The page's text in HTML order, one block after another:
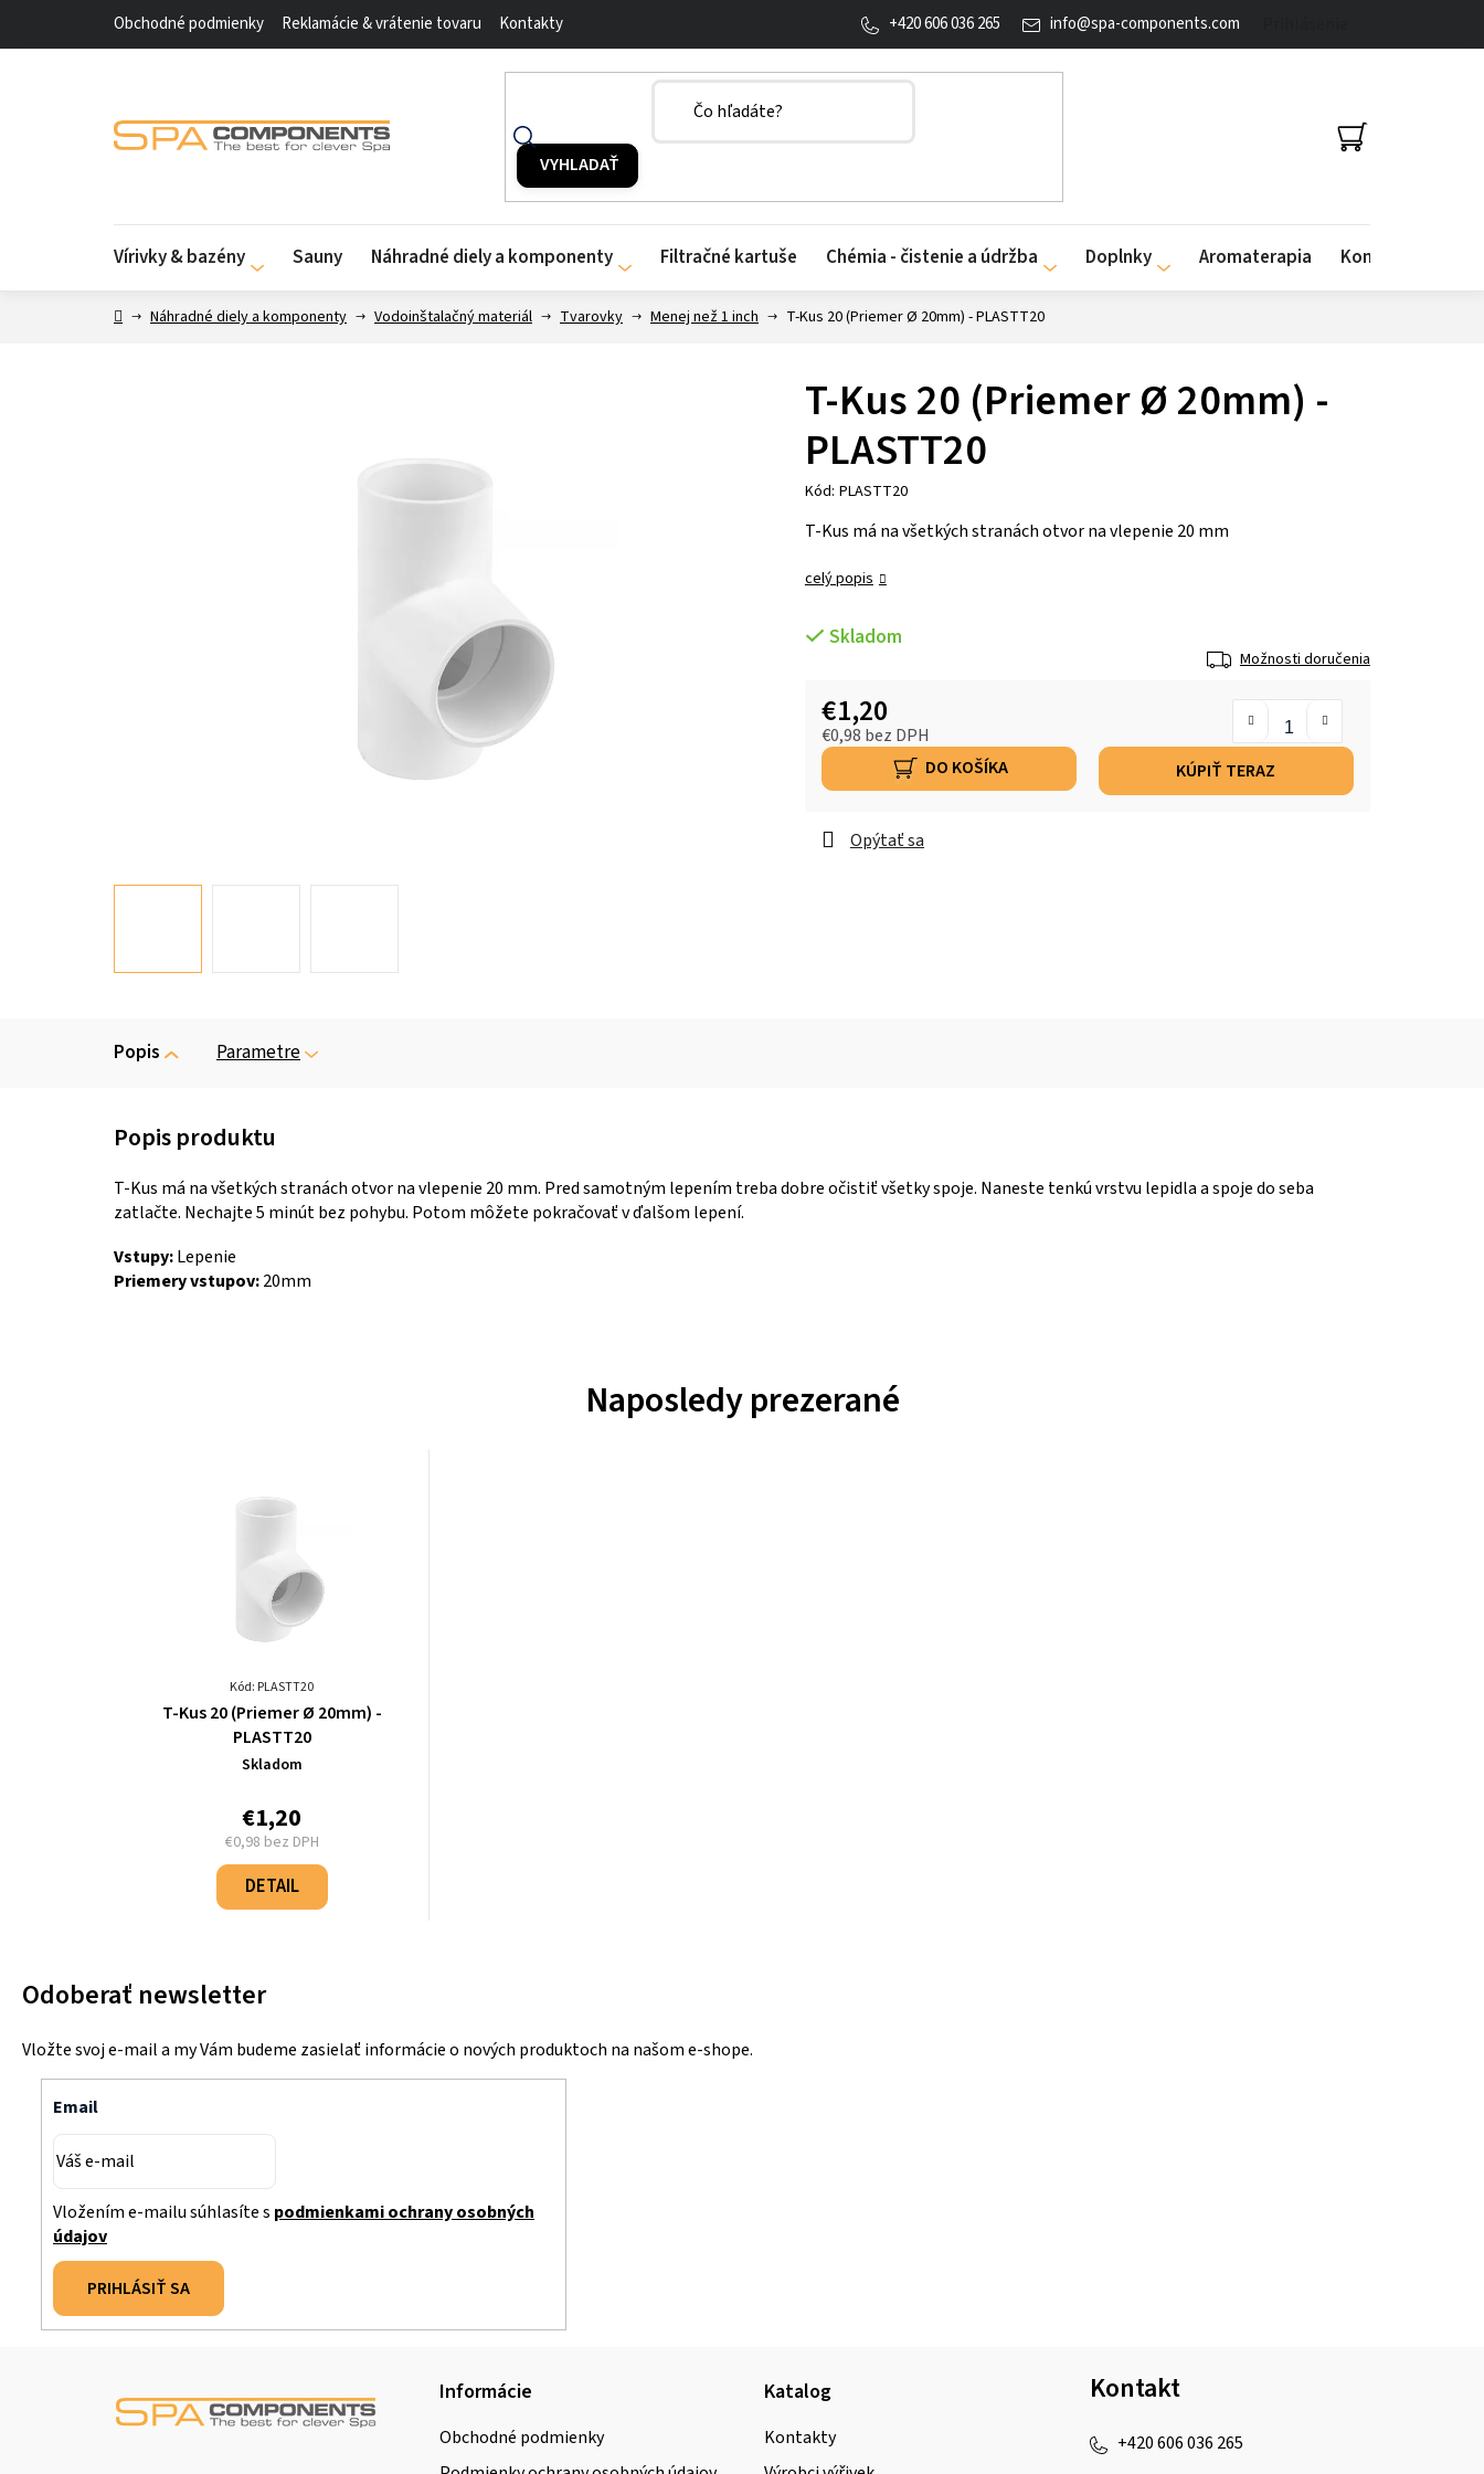
Obchodné podmienky Reklamácie & vrátenie tovaru Kontakty info@spa-components.com
+420 606 036 265
NÁKUPNÝ
KOŠÍK
Vírivky & bazény Sauny Náhradné diely a komponenty Filtračné kartuše Chémia - čistenie a údržba Doplnky Aromaterapia Kontakty
DomovNáhradné diely a komponenty Vodoinštalačný materiál Tvarovky Menej než 1 inch T-Kus 20 (Priemer Ø 20mm) - PLASTT20
T-Kus 20 (Priemer Ø 20mm) -
PLASTT20
Kód: PLASTT20
T-Kus má na všetkých stranách otvor na vlepenie 20 mm
celý popis
Skladom
Možnosti doručenia
€1,20
€0,98 bez DPH
DO KOŠÍKA
KÚPIŤ TERAZ
Opýtať sa
Popis Parametre
T-Kus má na všetkých stranách otvor na vlepenie 20 mm. Pred samotným lepením treba dobre očistiť všetky spoje. Naneste tenkú vrstvu lepidla a spoje do seba
zatlačte. Nechajte 5 minút bez pohybu. Potom môžete pokračovať v ďalšom lepení.
Vstupy:Lepenie
Priemery vstupov:20mm
Naposledy prezerané
Kód: PLASTT20
T-Kus 20 (Priemer Ø 20mm) -
PLASTT20
Skladom
€1,20
€0,98 bez DPH
Jednotková
cena:
DETAIL
Odoberať newsletter
Vložte svoj e-mail a my Vám budeme zasielať informácie o nových produktoch na našom e-shope.
Email
Vložením e-mailu súhlasíte s podmienkami ochrany osobných
údajov
PRIHLÁSIŤ SA
Informácie
Obchodné podmienky
Katalog
Kontakty
Kontakt
+420 606 036 265